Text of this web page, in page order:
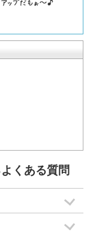
くある質問